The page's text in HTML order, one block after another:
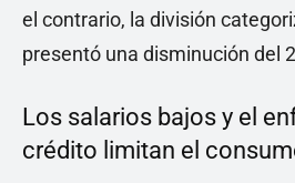
el contrario, la división
presentó una disminución del
Los salarios bajos y el
crédito limitan el